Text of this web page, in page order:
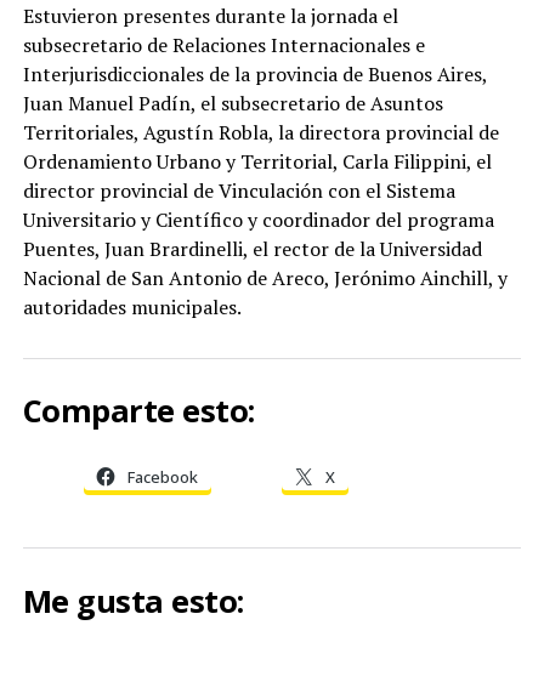
Estuvieron presentes durante la jornada el
subsecretario de Relaciones Internacionales e
Interjurisdiccionales de la provincia de Buenos Aires,
Juan Manuel Padín, el subsecretario de Asuntos
Territoriales, Agustín Robla, la directora provincial de
Ordenamiento Urbano y Territorial, Carla Filippini, el
director provincial de Vinculación con el Sistema
Universitario y Científico y coordinador del programa
Puentes, Juan Brardinelli, el rector de la Universidad
Nacional de San Antonio de Areco, Jerónimo Ainchill, y
autoridades municipales.
Comparte esto:
Facebook X
Me gusta esto: